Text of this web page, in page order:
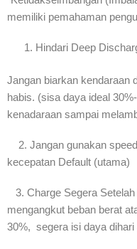
memiliki pemahaman
Hindari Deep
Jangan biarkan kendaraan
habis. (sisa daya ideal
kenadaraan sampai
2. Jangan gunakan
kecepatan Default (utama)
3. Charge Segera
mengangkut beban berat
30%, segera isi daya dihari